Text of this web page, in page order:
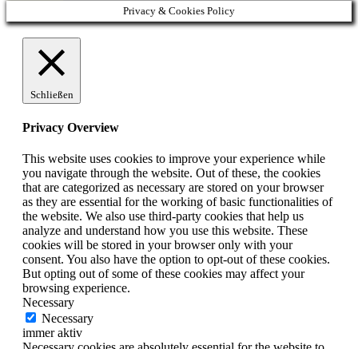
Privacy & Cookies Policy
Schließen
Privacy Overview
This website uses cookies to improve your experience while
you navigate through the website. Out of these, the cookies
that are categorized as necessary are stored on your browser
as they are essential for the working of basic functionalities of
the website. We also use third-party cookies that help us
analyze and understand how you use this website. These
cookies will be stored in your browser only with your
consent. You also have the option to opt-out of these cookies.
But opting out of some of these cookies may affect your
browsing experience.
Necessary
Necessary
immer aktiv